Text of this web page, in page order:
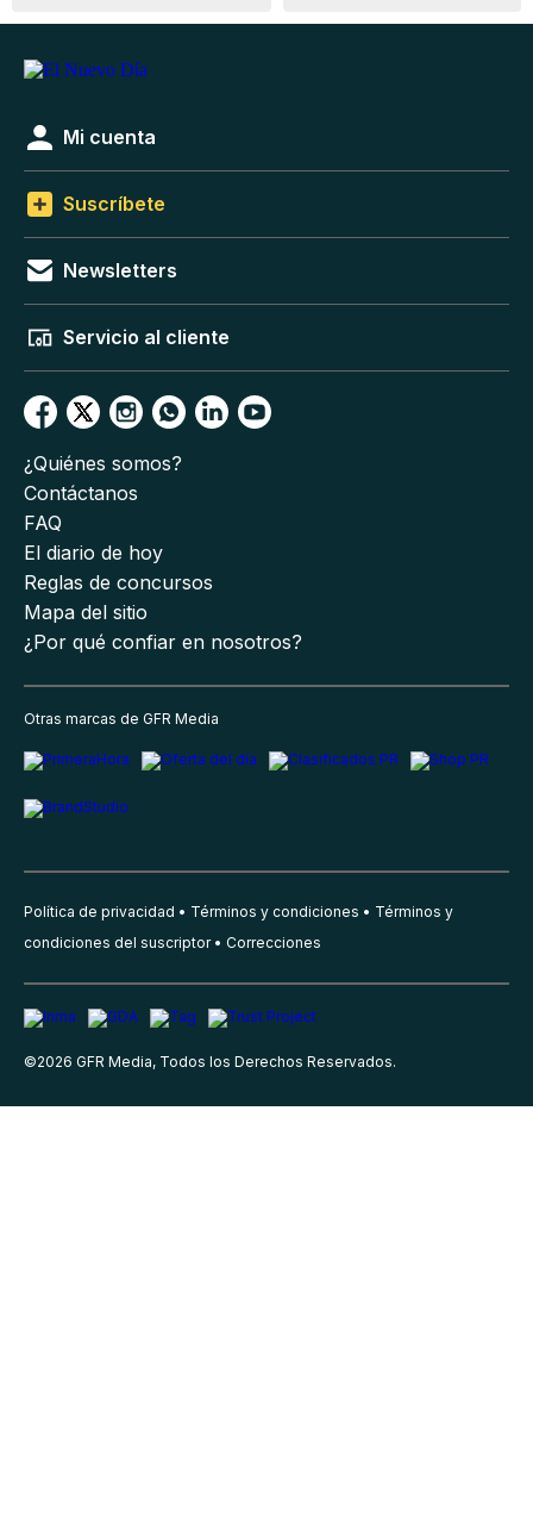
Mi cuenta
Suscríbete
Newsletters
Servicio al cliente
¿Quiénes somos?
Contáctanos
FAQ
El diario de hoy
Reglas de concursos
Mapa del sitio
¿Por qué confiar en nosotros?
Otras marcas de GFR Media
Política de privacidad Términos y condiciones
Términos y
condiciones del suscriptor
Correcciones
©2026 GFR Media, Todos los Derechos Reservados.